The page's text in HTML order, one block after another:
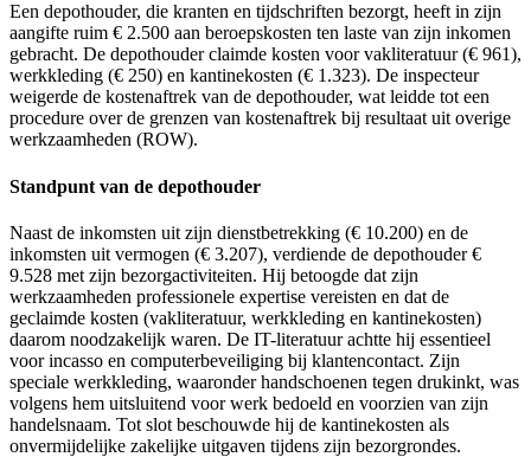
Een depothouder, die kranten en tijdschriften bezorgt, heeft in zijn
aangifte ruim € 2.500 aan beroepskosten ten laste van zijn inkomen
gebracht. De depothouder claimde kosten voor vakliteratuur (€ 961),
werkkleding (€ 250) en kantinekosten (€ 1.323). De inspecteur
weigerde de kostenaftrek van de depothouder, wat leidde tot een
procedure over de grenzen van kostenaftrek bij resultaat uit overige
werkzaamheden (ROW).
Standpunt van de depothouder
Naast de inkomsten uit zijn dienstbetrekking (€ 10.200) en de
inkomsten uit vermogen (€ 3.207), verdiende de depothouder €
9.528 met zijn bezorgactiviteiten. Hij betoogde dat zijn
werkzaamheden professionele expertise vereisten en dat de
geclaimde kosten (vakliteratuur, werkkleding en kantinekosten)
daarom noodzakelijk waren. De IT-literatuur achtte hij essentieel
voor incasso en computerbeveiliging bij klantencontact. Zijn
speciale werkkleding, waaronder handschoenen tegen drukinkt, was
volgens hem uitsluitend voor werk bedoeld en voorzien van zijn
handelsnaam. Tot slot beschouwde hij de kantinekosten als
onvermijdelijke zakelijke uitgaven tijdens zijn bezorgrondes.